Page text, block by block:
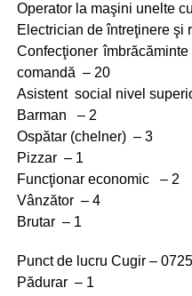
Operator la maşini unelte
Electrician de întreţinere şi
Confecţioner
comandă – 20
Asistent social nivel
Barman – 2
Ospătar (chelner) – 3
Pizzar – 1
Funcţionar economic – 2
Vânzător – 4
Brutar – 1
Punct de lucru Cugir –
Pădurar – 1